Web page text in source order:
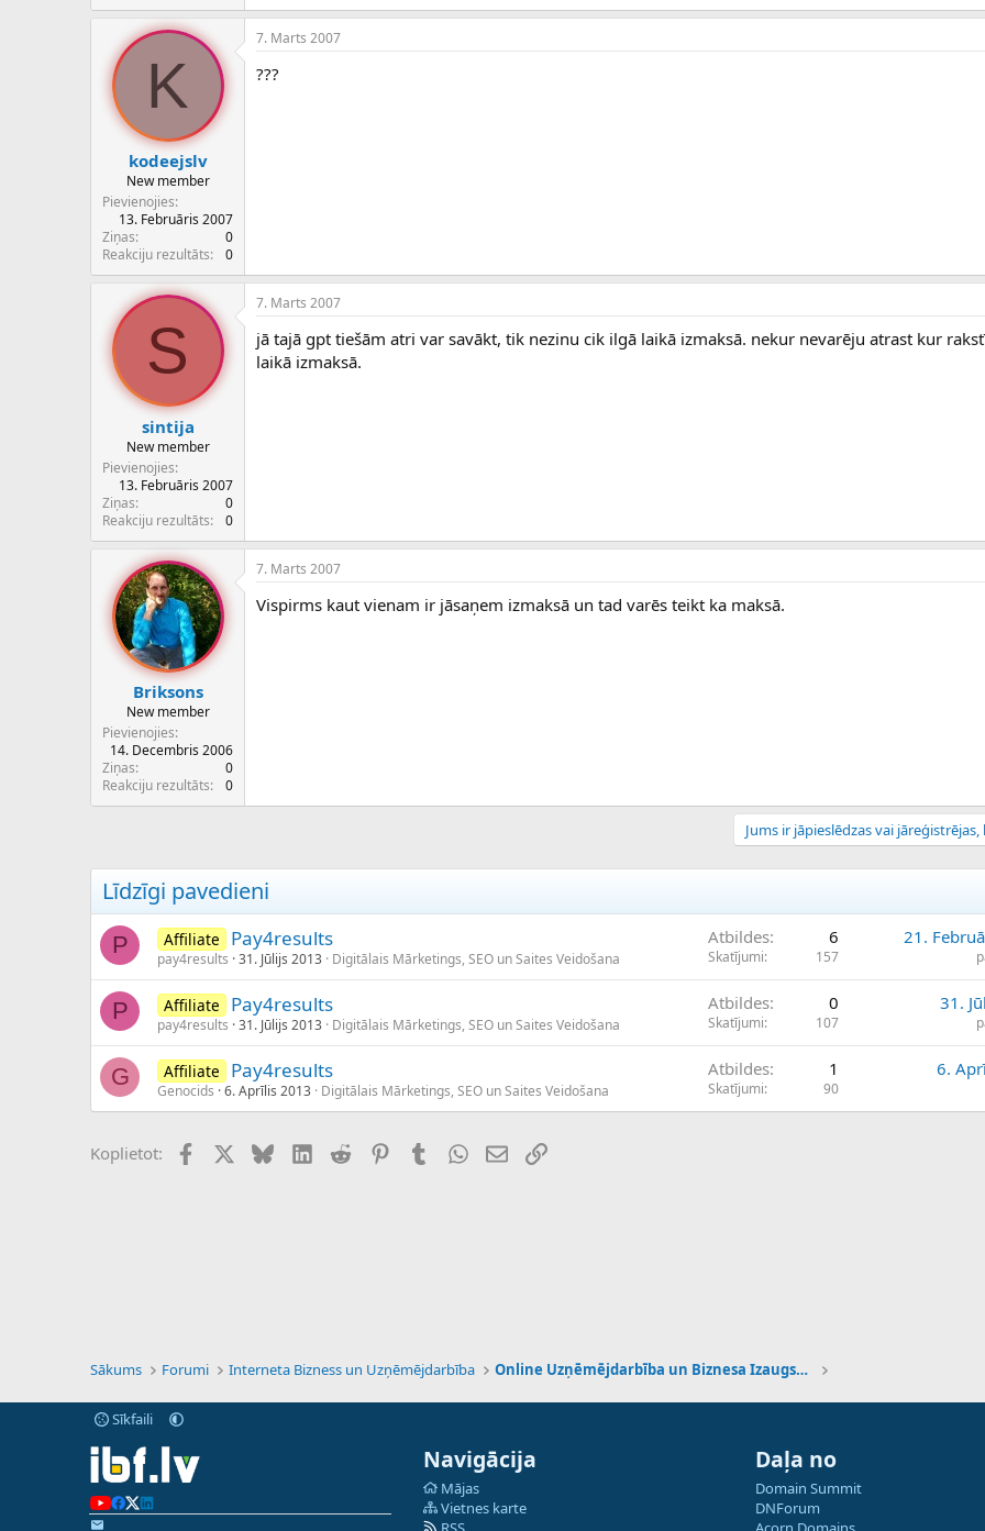
K
kodeejslv
New member
Pievienojies
13. Februāris 2007
Ziņas
0
Reakciju rezultāts
0
7. Marts 2007
???
S
sintija
New member
Pievienojies
13. Februāris 2007
Ziņas
0
Reakciju rezultāts
0
7. Marts 2007
jā tajā gpt tiešām atri var savākt, tik nezinu cik ilgā laikā izmaksā. nekur nevarēju atrast kur
laikā izmaksā.
Briksons
New member
Pievienojies
14. Decembris 2006
Ziņas
0
Reakciju rezultāts
0
7. Marts 2007
Vispirms kaut vienam ir jāsaņem izmaksā un tad varēs teikt ka maksā.
Jums ir jāpieslēdzas vai
Līdzīgi pavedieni
P Affiliate Pay4results
pay4results 31. Jūlijs 2013 Digitālais Mārketings, SEO un Saites Veidošana
Atbildes 6
Skatījumi 157
21.
P Affiliate Pay4results
pay4results 31. Jūlijs 2013 Digitālais Mārketings, SEO un Saites Veidošana
Atbildes 0
Skatījumi 107
31.
G Affiliate Pay4results
Genocids 6. Aprīlis 2013 Digitālais Mārketings, SEO un Saites Veidošana
Atbildes 1
Skatījumi 90
6.
Koplietot: FacebookX (Twitter)
BlueskyLinkedIn
Reddit PinterestTumblrWhatsApp
E-pastsSaiti
Sākums Forumi Interneta Bizness un Uzņēmējdarbība Online Uzņēmējdarbība un Biznesa Izaugsme
Sīkfaili
Navigācija
Mājas
Vietnes karte
Daļa no
Domain Summit
DNForum